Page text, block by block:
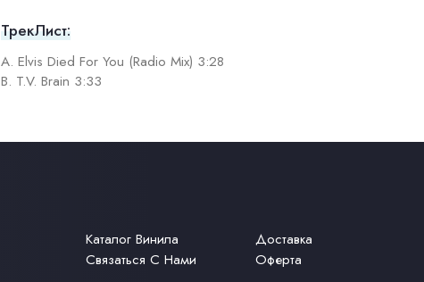
ТрекЛист:
A. Elvis Died For You (Radio Mix) 3:28
B. T.V. Brain 3:33
Каталог Винила
Связаться С Нами
Доставка
Оферта